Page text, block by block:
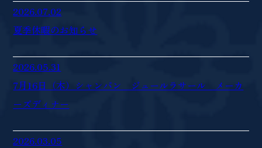
2026.07.02
夏季休暇のお知らせ
2026.05.31
7月16日（木）シャンパン ジュールラサール メーカ
ーズディナー
2026.03.05